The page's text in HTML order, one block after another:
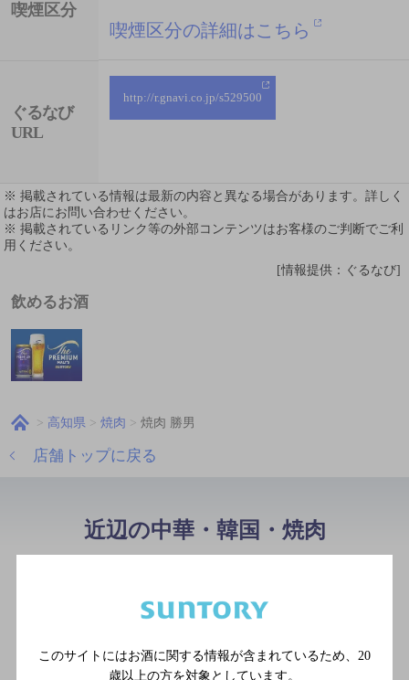
喫煙区分
喫煙区分の詳細はこちら
ぐるなび
URL
http://r.gnavi.co.jp/s529500
※ 掲載されている情報は最新の内容と異なる場合があります。詳しく
はお店にお問い合わせください。
※ 掲載されているリンク等の外部コンテンツはお客様のご判断でご利
用ください。
[情報提供：ぐるなび]
飲めるお酒
高知県 焼肉 焼肉 勝男
店舗トップに戻る
近辺の中華・韓国・焼肉
[焼肉]
このサイトにはお酒に関する情報が含まれているため、 20
歳以上の方を対象としています。